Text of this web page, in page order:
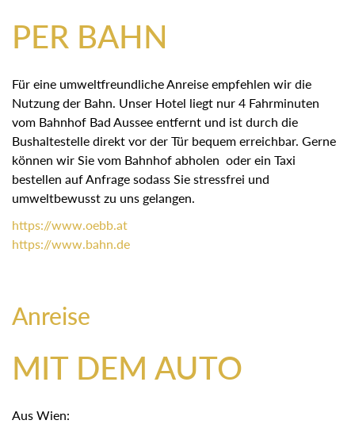
PER BAHN
Für eine umweltfreundliche Anreise empfehlen wir die
Nutzung der Bahn. Unser Hotel liegt nur 4 Fahrminuten
vom Bahnhof Bad Aussee entfernt und ist durch die
Bushaltestelle direkt vor der Tür bequem erreichbar. Gerne
können wir Sie vom Bahnhof abholen oder ein Taxi
bestellen auf Anfrage sodass Sie stressfrei und
umweltbewusst zu uns gelangen.
https://www.oebb.at
https://www.bahn.de
Anreise
MIT DEM AUTO
Aus Wien: